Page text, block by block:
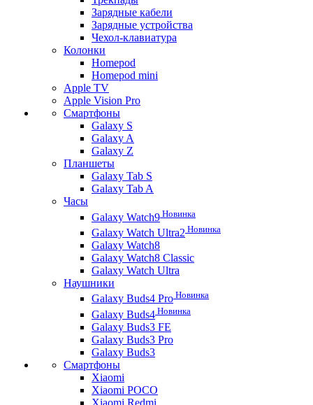
Зарядные кабели
Зарядные устройства
Чехол-клавиатура
Колонки
Homepod
Homepod mini
Apple TV
Apple Vision Pro
Смартфоны
Galaxy S
Galaxy A
Galaxy Z
Планшеты
Galaxy Tab S
Galaxy Tab A
Часы
Galaxy Watch9 Новинка
Galaxy Watch Ultra2 Новинка
Galaxy Watch8
Galaxy Watch8 Classic
Galaxy Watch Ultra
Наушники
Galaxy Buds4 Pro Новинка
Galaxy Buds4 Новинка
Galaxy Buds3 FE
Galaxy Buds3 Pro
Galaxy Buds3
Смартфоны
Xiaomi
Xiaomi POCO
Xiaomi Redmi